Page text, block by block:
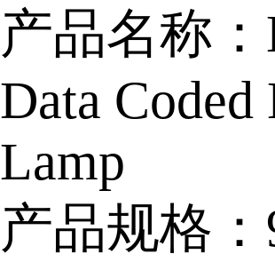
产品名称：
Data
Lamp
产品规格：